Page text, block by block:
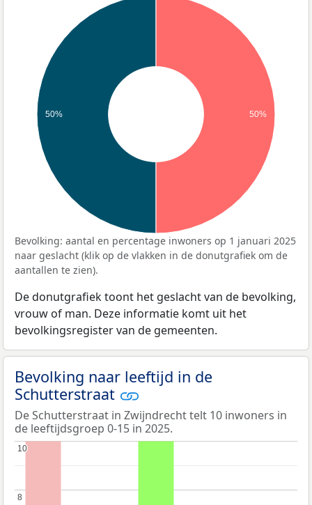
50% 50%
Bevolking: aantal en percentage inwoners op 1 januari 2025
naar geslacht (klik op de vlakken in de donutgrafiek om de
aantallen te zien).
De donutgrafiek toont het geslacht van de bevolking,
vrouw of man. Deze informatie komt uit het
bevolkingsregister van de gemeenten.
Bevolking naar leeftijd in de
Schutterstraat
De Schutterstraat in Zwijndrecht telt 10 inwoners in
de leeftijdsgroep 0-15 in 2025.
8
8
10
10